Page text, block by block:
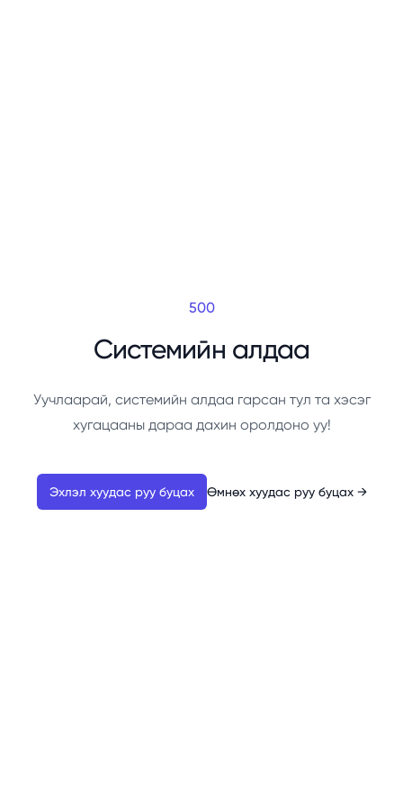
500
Системийн алдаа
Уучлаарай, системийн алдаа гарсан тул та хэсэг
хугацааны дараа дахин оролдоно уу!
Эхлэл хуудас руу буцах Өмнөх хуудас руу буцах →